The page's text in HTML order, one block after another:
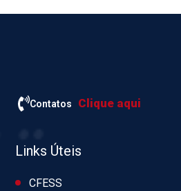
Contatos Clique aqui
Links Úteis
CFESS